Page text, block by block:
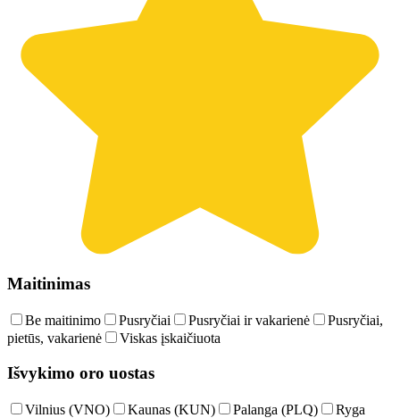
Maitinimas
Be maitinimo Pusryčiai Pusryčiai ir vakarienė
Pusryčiai,
pietūs, vakarienė
Viskas įskaičiuota
Išvykimo oro uostas
Vilnius (VNO) Kaunas (KUN) Palanga (PLQ)
Ryga